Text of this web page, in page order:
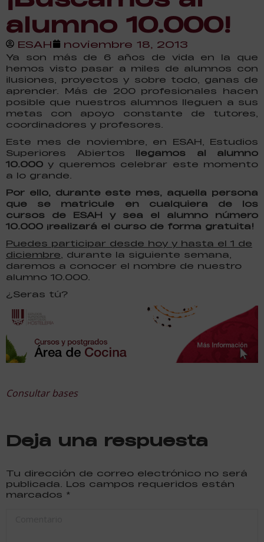
alumno 10.000!
ESAH noviembre 18, 2013
Ya son más de 6 años de vida en la que
hemos visto pasar a miles de alumnos con
ilusiones, proyectos y sobre todo, ganas de
aprender. Más de 200 profesionales hacen
posible que nuestros alumnos lleguen a sus
metas con apoyo constante de tutores,
coordinadores y profesores.
Este mes de noviembre, en ESAH, Estudios
Superiores Abiertos llegamos al alumno
10.000 y queremos celebrar este momento
a lo grande.
Por ello, durante este mes, aquella persona
que se matricule en cualquiera de los
cursos de ESAH y sea el alumno número
10.000 ¡realizará el curso de forma gratuita!
Puedes participar desde hoy y hasta el 1 de
diciembre, durante la siguiente semana,
daremos a conocer el nombre de nuestro
alumno 10.000.
¿Seras tú?
Consultar bases
Deja una respuesta
Tu dirección de correo electrónico no será
publicada. Los campos requeridos están
marcados *